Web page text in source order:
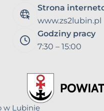
Strona
www.zs2lubin.pl
Godziny pracy
7:30 – 15:00
w Lubinie